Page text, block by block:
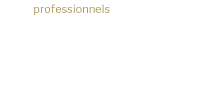
professionnels